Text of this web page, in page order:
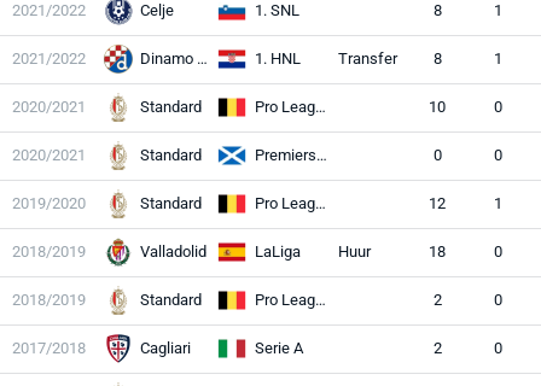
2021/2022 Celje 1. SNL 8 1
2021/2022 Dinamo Zagreb 1. HNL Transfer 8 1
2020/2021 Standard Pro League 10 0
2020/2021 Standard Premiership 0 0
2019/2020 Standard Pro League 12 1
2018/2019 Valladolid LaLiga Huur 18 0
2018/2019 Standard Pro League 2 0
2017/2018 Cagliari Serie A 2 0